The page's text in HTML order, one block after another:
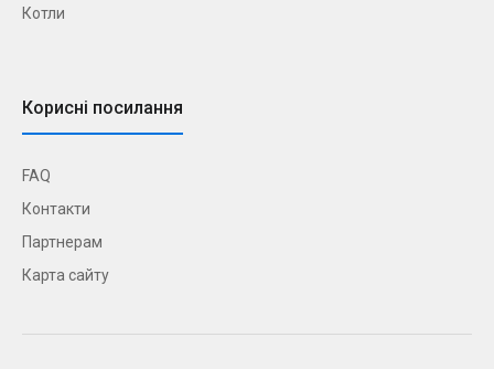
Котли
Корисні посилання
FAQ
Контакти
Партнерам
Карта сайту